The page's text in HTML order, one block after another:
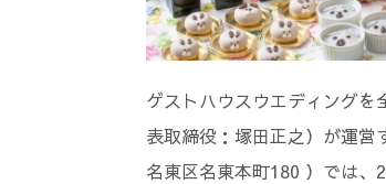
ゲストハウスウエディング
表取締役：塚田正之）が運
名東区名東本町180 ）では、